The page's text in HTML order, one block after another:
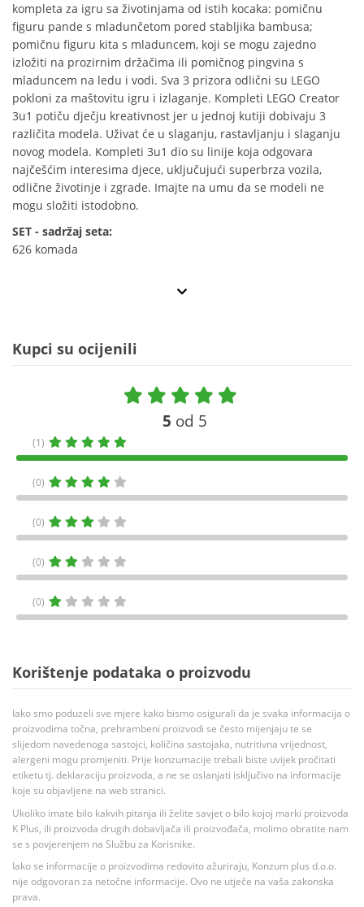
kompleta za igru sa životinjama od istih kocaka: pomičnu
figuru pande s mladunčetom pored stabljika bambusa;
pomičnu figuru kita s mladuncem, koji se mogu zajedno
izložiti na prozirnim držačima ili pomičnog pingvina s
mladuncem na ledu i vodi. Sva 3 prizora odlični su LEGO
pokloni za maštovitu igru i izlaganje. Kompleti LEGO Creator
3u1 potiču dječju kreativnost jer u jednoj kutiji dobivaju 3
različita modela. Uživat će u slaganju, rastavljanju i slaganju
novog modela. Kompleti 3u1 dio su linije koja odgovara
najčešćim interesima djece, uključujući superbrza vozila,
odlične životinje i zgrade. Imajte na umu da se modeli ne
mogu složiti istodobno.
SET - sadržaj seta:
626 komada
Kupci su ocijenili
5 od 5
(1)
(0)
(0)
(0)
(0)
Korištenje podataka o proizvodu
Iako smo poduzeli sve mjere kako bismo osigurali da je svaka informacija o
proizvodima točna, prehrambeni proizvodi se često mijenjaju te se
slijedom navedenoga sastojci, količina sastojaka, nutritivna vrijednost,
alergeni mogu promjeniti. Prije konzumacije trebali biste uvijek pročitati
etiketu tj. deklaraciju proizvoda, a ne se oslanjati isključivo na informacije
koje su objavljene na web stranici.
Ukoliko imate bilo kakvih pitanja ili želite savjet o bilo kojoj marki proizvoda
K Plus, ili proizvoda drugih dobavljača ili proizvođača, molimo obratite nam
se s povjerenjem na Službu za Korisnike.
Iako se informacije o proizvodima redovito ažuriraju, Konzum plus d.o.o.
nije odgovoran za netočne informacije. Ovo ne utječe na vaša zakonska
prava.